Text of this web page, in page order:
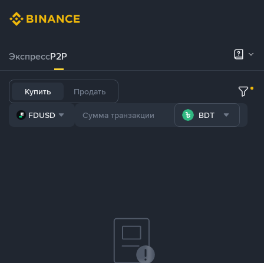
ЭкспрессP2P
Купить Продать
FDUSD BDT